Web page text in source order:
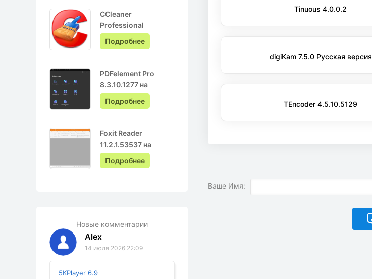
CCleaner
Professional
6.05.10110 + ключ
активации + Repack
Подробнее
PDFelement Pro
8.3.10.1277 на
Русском с ключом
Подробнее
Foxit Reader
11.2.1.53537 на
Русском
Подробнее
Новые комментарии
Alex
14 июля 2026 22:09
5KPlayer 6.9
Tinuous 4.0.0.2
digiKam 7.5.0 Русская версия
TEncoder 4.5.10.5129
Ваше Имя: